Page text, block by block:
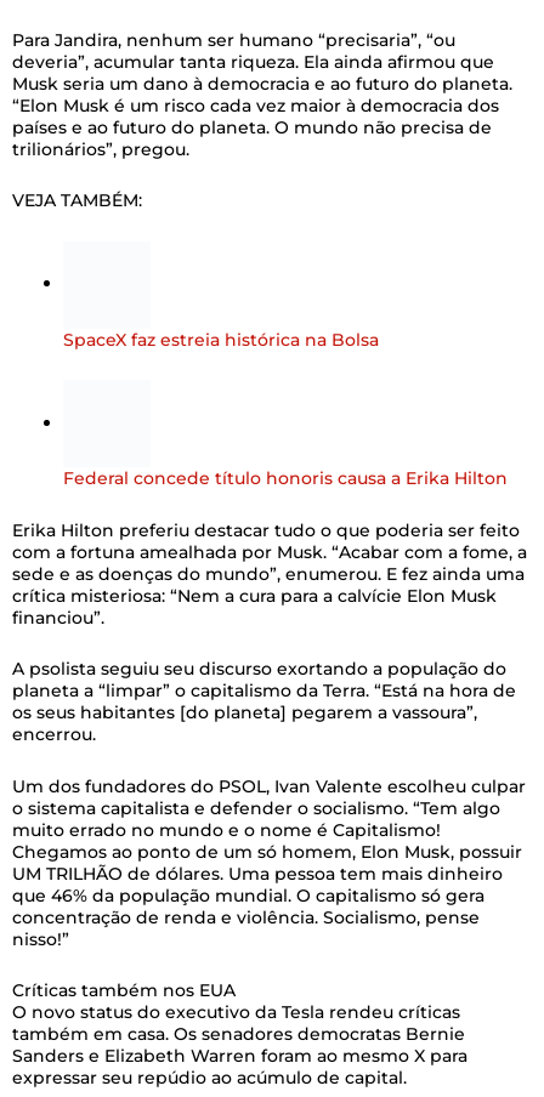
Para Jandira, nenhum ser humano “precisaria”, “ou
deveria”, acumular tanta riqueza. Ela ainda afirmou que
Musk seria um dano à democracia e ao futuro do planeta.
“Elon Musk é um risco cada vez maior à democracia dos
países e ao futuro do planeta. O mundo não precisa de
trilionários”, pregou.
VEJA TAMBÉM:
com a fortuna amealhada por Musk. “Acabar com a fome, a
crítica misteriosa: “Nem a cura para a calvície Elon Musk
financiou”.
A psolista seguiu seu discurso exortando a população do
planeta a “limpar” o capitalismo da Terra. “Está na hora de
encerrou.
Um dos fundadores do PSOL, Ivan Valente escolheu culpar
o sistema capitalista e defender o socialismo. “Tem algo
Chegamos ao ponto de um só homem, Elon Musk, possuir
UM TRILHÃO de dólares. Uma pessoa tem mais dinheiro
que 46% da população mundial. O capitalismo só gera
concentração de renda e violência. Socialismo, pense
nisso!”
Críticas também nos EUA
O novo status do executivo da Tesla rendeu críticas
Sanders e Elizabeth Warren foram ao mesmo X para
expressar seu repúdio ao acúmulo de capital.
“Elon Musk acabou de se tornar o primeiro trilionário do
mundo. Um típico domicílio americano teria de trabalhar 11